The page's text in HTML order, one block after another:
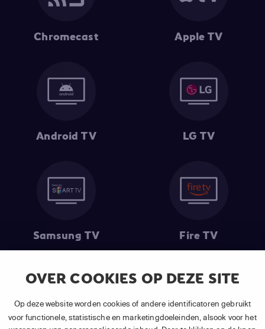
OVER COOKIES OP DEZE SITE
Op deze website worden cookies of andere identificatoren gebruikt
voor functionele, statistische en marketingdoeleinden, alsook voor het
Chromecast Apple TV
Android TV LG TV
Samsung TV Fire TV
(1) De eerste 30 dagen gratis: Geldig op alle nieuwe abonnementen
van APP TV Light, Basic of Plus.